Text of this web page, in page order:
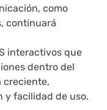
como
continuará
interactivos que
dentro del
creciente,
y facilidad de uso.